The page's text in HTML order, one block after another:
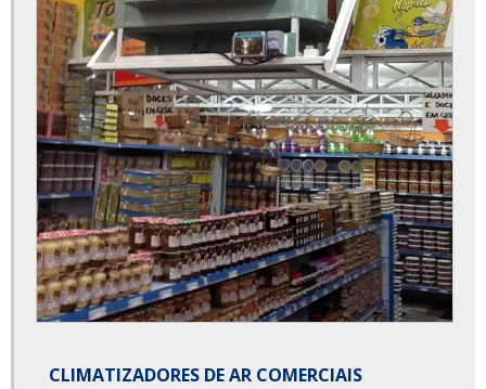
CLIMATIZADORES DE AR COMERCIAIS